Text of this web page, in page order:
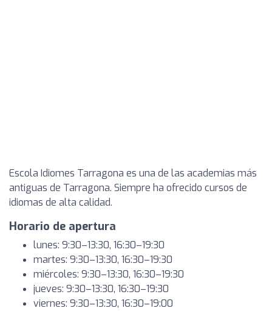
Escola Idiomes Tarragona es una de las academias más
antiguas de Tarragona. Siempre ha ofrecido cursos de
idiomas de alta calidad.
Horario de apertura
lunes: 9:30–13:30, 16:30–19:30
martes: 9:30–13:30, 16:30–19:30
miércoles: 9:30–13:30, 16:30–19:30
jueves: 9:30–13:30, 16:30–19:30
viernes: 9:30–13:30, 16:30–19:00